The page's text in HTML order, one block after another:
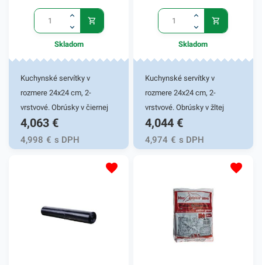
podobné produkty, ktoré vás
zaručene oslovia.
Skladom
Kuchynské servítky v
rozmere 24x24 cm, 2-
vrstvové. Obrúsky v čiernej
farbe v balení 250ks.
Používajú sa v reštauráciách,
v domácnostiach a pod.
dodá eleganciu pri
servírovaní jedál. Farba:
4,063 €
4,998 € s DPH
Skladom
Kuchynské servítky v
rozmere 24x24 cm, 2-
vrstvové. Obrúsky v žltej
farbe v balení 250ks.
Používajú sa v reštauráciách,
v domácnostiach a pod.
kvalitnú službu užívateľovi a
dodá eleganciu pri
servírovaní jedál. Farba: žltá
4,044 €
4,974 € s DPH